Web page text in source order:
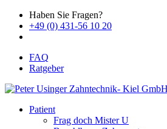
Haben Sie Fragen?
+49 (0) 431-56 10 20
FAQ
Ratgeber
Patient
Frag doch Mister U